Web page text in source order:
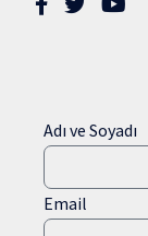
Adı ve Soyadı
Email